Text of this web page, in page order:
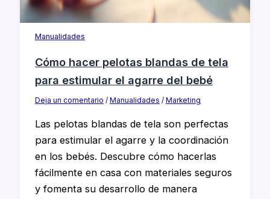
Manualidades
Cómo hacer pelotas blandas de tela
para estimular el agarre del bebé
Deja un comentario / Manualidades / Marketing
Las pelotas blandas de tela son perfectas
para estimular el agarre y la coordinación
en los bebés. Descubre cómo hacerlas
fácilmente en casa con materiales seguros
y fomenta su desarrollo de manera